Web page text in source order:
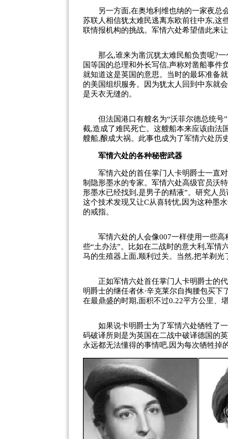
另一方面,在奥地利维也纳的一家夜总会
苏联人相信犹太难民逃离东欧前往中东,这
联情报机构的挑战。军情六处希望借此来
那么,谁来为凿沉犹太难民船负责呢?一
国等国的总理和外长写信,声称对凿船事件
就知道这是英国的意思。当时的最坏准备
的美国组织服务。因为犹太人回到中东就
是天衣无缝的。
但法国港口有艘名为“沃菲尔德总统号”
截,造成了难民死亡。这艘船本来应该由法
艘船,酿成大祸。此事也成为了军情六处历
军情六处的各种秘密武器
军情六处的首任掌门人卡明爵士一直对
制隐形墨水的专家。军情六处高级官员沃
形墨水已经找到,是男子的精液”。研究人
这个技术发现又让C从喜转忧,因为这种墨
的戒指。
军情六处的人会像007一样使用一些高
些“土办法”。比如在二战时的意大利,军情
马的生殖器上面,顺利过关。当然,把羊剃
正如军情六处首任掌门人卡明爵士的代
明爵士的继任者休·辛克莱尔自掏腰包买
在最鼎盛的时期,面积不过0.22平方公里、
如果说卡明爵士为了军情六处牺牲了一
码破译所则是为英国在二战中破译德国的
永远都无法懂得的事情吧,因为每次牺牲掉